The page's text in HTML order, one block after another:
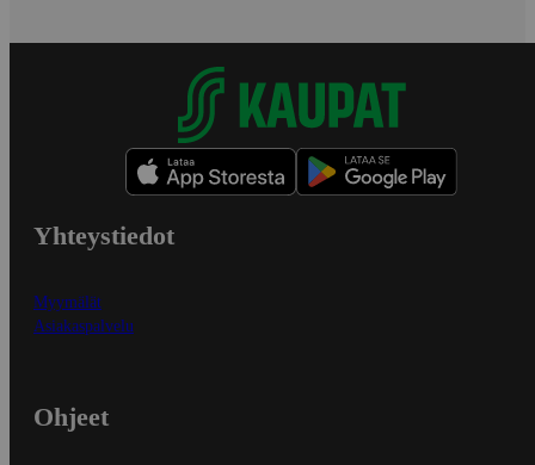
Yhteystiedot
Myymälät
Asiakaspalvelu
Ohjeet